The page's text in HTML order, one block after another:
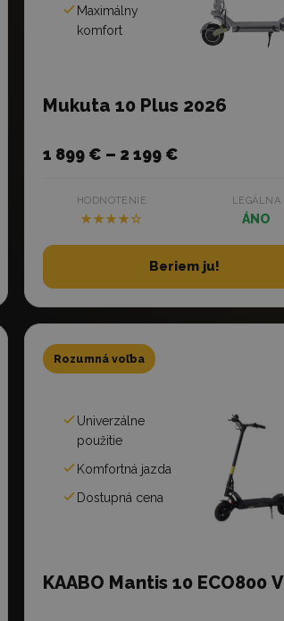
Maximálny
komfort
Mukuta 10 Plus 2026
1 899 € – 2 199 €
HODNOTENIE
★★★★☆
LEGÁLNA
ÁNO
Beriem ju!
Rozumná voľba
Univerzálne
použitie
Komfortná jazda
Dostupná cena
KAABO Mantis 10 ECO800